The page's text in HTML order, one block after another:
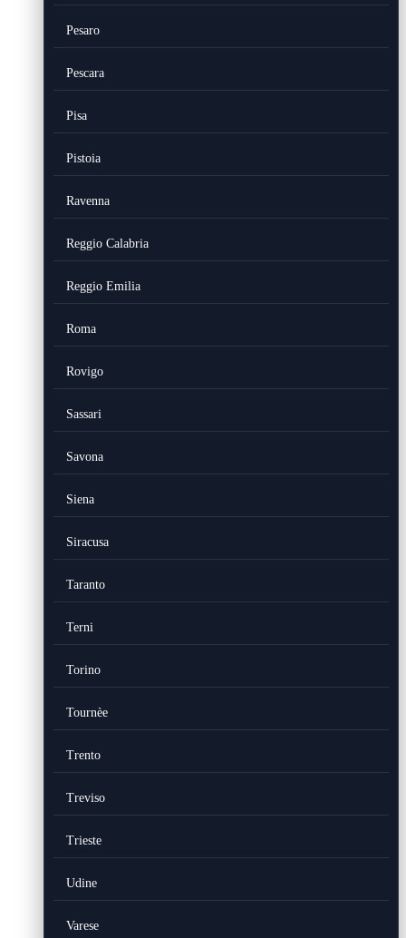
Pesaro
Pescara
Pisa
Pistoia
Ravenna
Reggio Calabria
Reggio Emilia
Roma
Rovigo
Sassari
Savona
Siena
Siracusa
Taranto
Terni
Torino
Tournèe
Trento
Treviso
Trieste
Udine
Varese